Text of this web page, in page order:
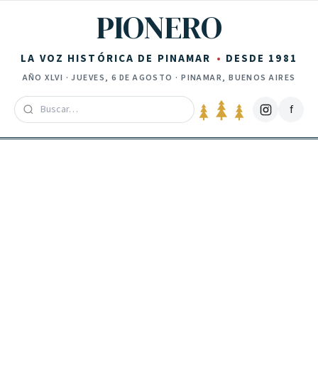
PIONERO
LA VOZ HISTÓRICA DE PINAMAR DESDE 1981
AÑOXLVI ·JUEVES, 6 DE AGOSTO · PINAMAR, BUENOS AIRES
f